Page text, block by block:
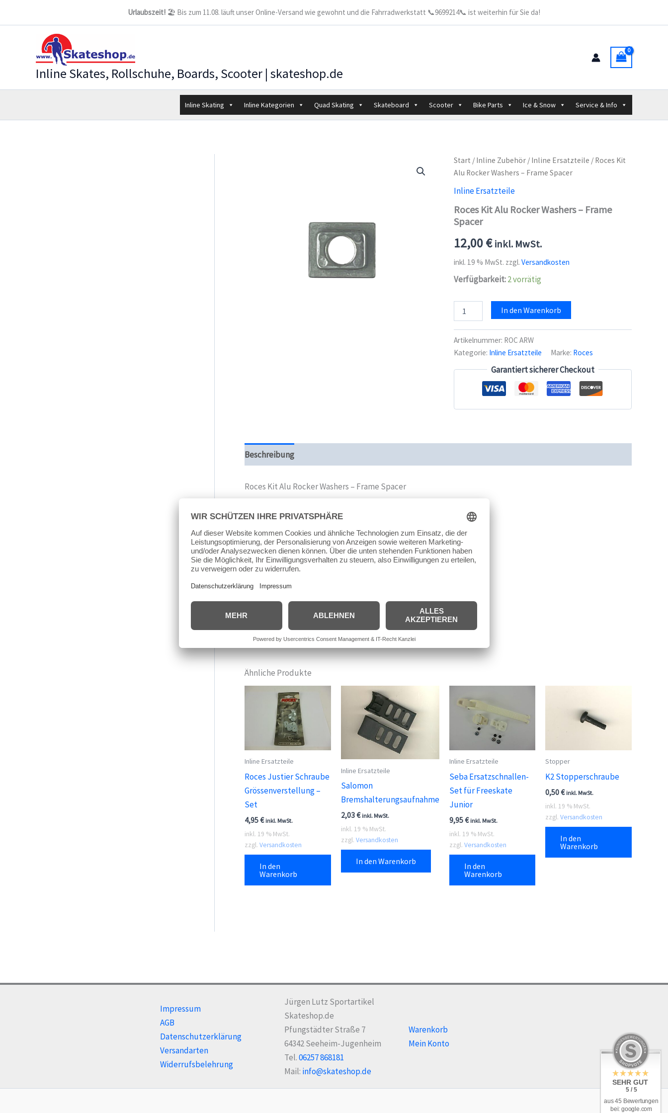
Urlaubszeit! 🏖️ Bis zum 11.08. läuft unser Online-Versand wie gewohnt und die Fahrradwerkstatt 📞9699214📞 ist weiterhin für Sie da!
Inline Skates, Rollschuhe, Boards, Scooter | skateshop.de
Inline Skating Inline Kategorien Quad Skating Skateboard Scooter Bike Parts Ice & Snow Service & Info
Start / Inline Zubehör/ Inline Ersatzteile / Roces Kit
Alu Rocker Washers – Frame Spacer
Inline Ersatzteile
Roces Kit Alu Rocker Washers – Frame
Spacer
12,00€ inkl. MwSt.
inkl. 19 % MwSt. zzgl. Versandkosten
Verfügbarkeit:2 vorrätig
Rocker
Washers
-
In den Warenkorb
Artikelnummer: ROC ARW
Kategorie: Inline Ersatzteile Marke: Roces
Garantiert sicherer Checkout
Beschreibung
Roces Kit Alu Rocker Washers – Frame Spacer
Loch mittig
Lochdurchmesser 6mm
Breite ca. 12,4mm
Länge ca. 14,8mm
Innenteil Breite ca. 8,5mm / Länge 10,8mm
Aussenring ca. 12,3mm Durchmesser
16 Stück im Set
Ähnliche Produkte
Inline Ersatzteile
Roces Justier Schraube
Grössenverstellung –
Set
4,95€ inkl. MwSt.
inkl. 19 % MwSt.
zzgl. Versandkosten
In den
Warenkorb
Inline Ersatzteile
Salomon
Bremshalterungsaufnahme
2,03€ inkl. MwSt.
inkl. 19 % MwSt.
zzgl. Versandkosten
In den Warenkorb
Inline Ersatzteile
Seba Ersatzschnallen-
Set für Freeskate
Junior
9,95€ inkl. MwSt.
inkl. 19 % MwSt.
zzgl. Versandkosten
In den
Warenkorb
Stopper
K2 Stopperschraube
0,50€ inkl. MwSt.
inkl. 19 % MwSt.
zzgl.Versandkosten
In den
Warenkorb
Impressum
AGB
Datenschutzerklärung
Versandarten
Widerrufsbelehrung
Jürgen Lutz Sportartikel
Skateshop.de
Pfungstädter Straße 7
64342 Seeheim-Jugenheim
Tel.06257 868181
Mail: info@skateshop.de
Warenkorb
Mein Konto
Washers
-
SEHR GUT
5 / 5
aus 45 Bewertungen
bei: google.com